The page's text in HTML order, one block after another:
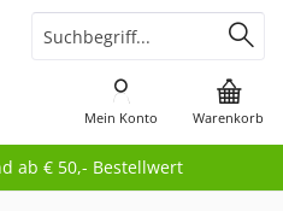
ab € 50,- Bestellwert
Warenkorb
Mein Konto